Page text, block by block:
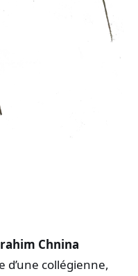
Chnina
d’une collégienne,